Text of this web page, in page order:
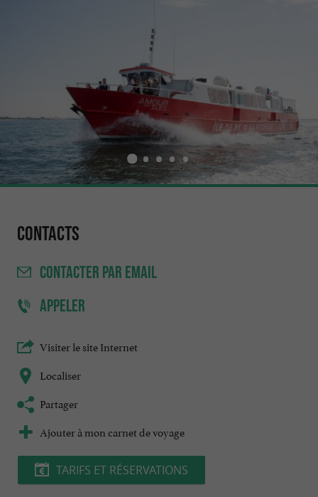
Contacts
CONTACTER PAR EMAIL
APPELER
Visiter le site Internet
Localiser
Partager
Ajouter à mon carnet de voyage
TARIFS ET RÉSERVATIONS